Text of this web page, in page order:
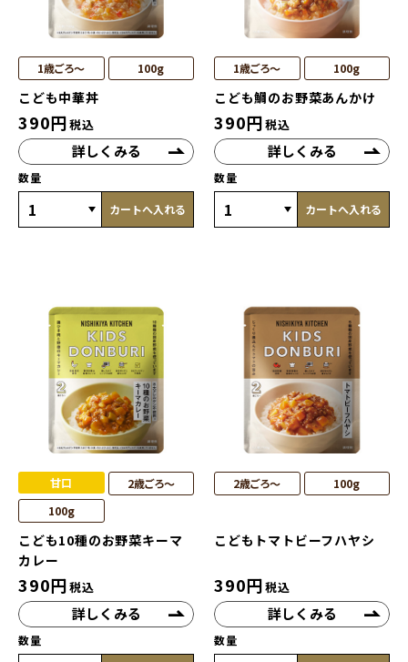
1歳ごろ～ 100g
こども中華丼
390円税込
詳しくみる
数量
カートへ入れる
1歳ごろ～ 100g
こども鯛のお野菜あんかけ
390円税込
詳しくみる
数量
カートへ入れる
甘口
2歳ごろ～
100g
こども10種のお野菜キーマ
カレー
390円税込
詳しくみる
数量
2歳ごろ～ 100g
こどもトマトビーフハヤシ
390円税込
詳しくみる
数量